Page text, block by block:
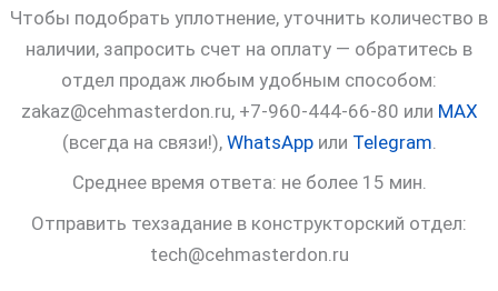
Чтобы подобрать уплотнение, уточнить количество в
наличии, запросить счет на оплату — обратитесь в
отдел продаж любым удобным способом:
zakaz@cehmasterdon.ru, +7-960-444-66-80 или MAX
(всегда на связи!), WhatsAppили Telegram
Среднее время ответа: не более 15 мин.
Отправить техзадание в конструкторский отдел:
tech@cehmasterdon.ru